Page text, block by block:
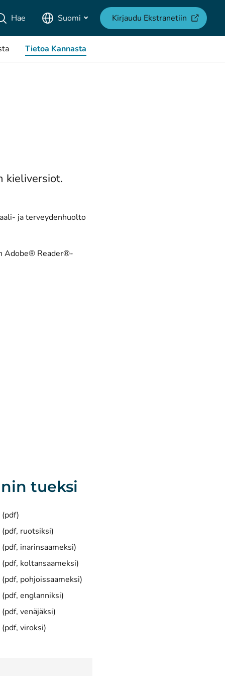
Hae Suomi Kirjaudu Ekstranetiin (avautuu
Tietoa Kannasta
kieliversiot.
ja terveydenhuolto
Adobe® Reader®-
ikkunaan)
tueksi
ruotsiksi)
inarinsaameksi)
koltansaameksi)
pohjoissaameksi)
englanniksi)
venäjäksi)
viroksi)